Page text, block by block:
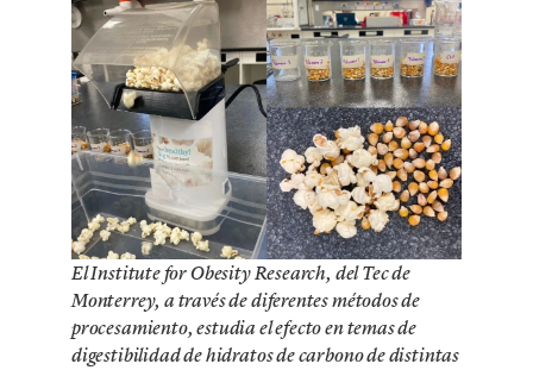
El Institute for Obesity Research, del Tec de
Monterrey, a través de diferentes métodos de
procesamiento, estudia el efecto en temas de
digestibilidad de hidratos de carbono de distintas